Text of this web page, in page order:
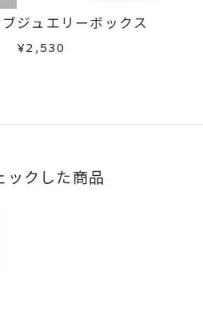
ジュエリーボックス
¥2,530
ックした商品